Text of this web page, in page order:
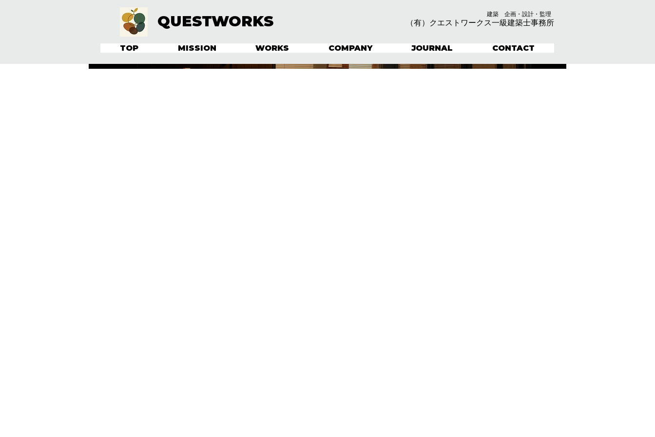
QUESTWORKS 建築 企画・設計・監理
（有）クエストワークス一級建築士事務所
TOP MISSION WORKS COMPANY JOURNAL CONTACT